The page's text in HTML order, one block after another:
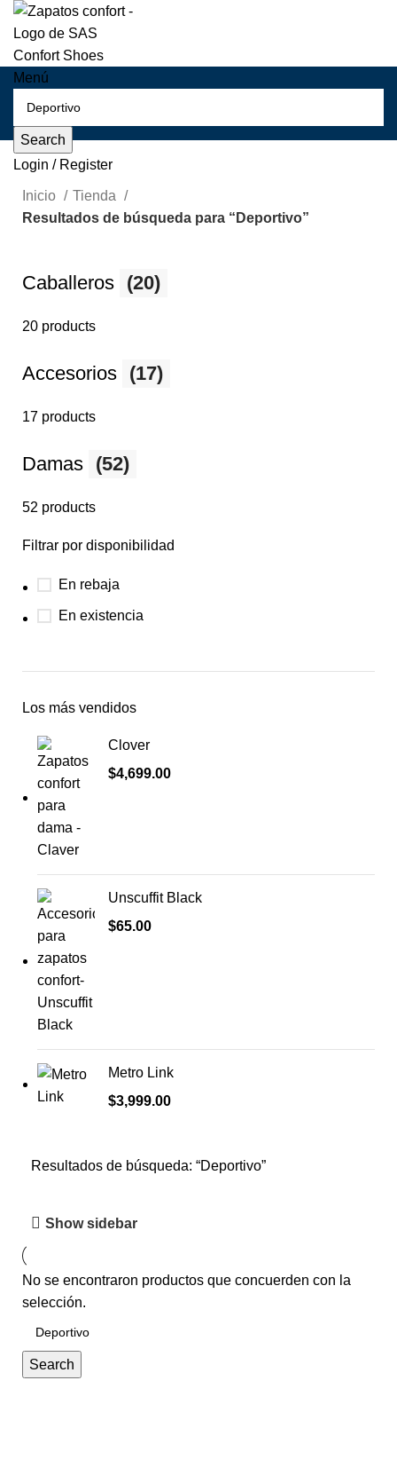
Menú
Search
Login / Register
Inicio
Tienda
Resultados de búsqueda para “Deportivo”
Caballeros (20)
20 products
Accesorios (17)
17 products
Damas (52)
52 products
Filtrar por disponibilidad
En rebaja
En existencia
Los más vendidos
Clover
$4,699.00
Unscuffit Black
$65.00
Metro Link
$3,999.00
Resultados de búsqueda: “Deportivo”
Show sidebar
No se encontraron productos que concuerden con la
selección.
Search